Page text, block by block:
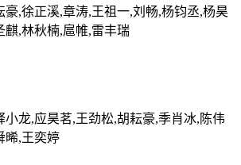
豪,徐正溪,章涛,王祖一,刘畅,杨钧丞,杨昊
麒,林秋楠,扈帷,雷丰瑞
小龙,应昊茗,王劲松,胡耘豪,季肖冰,陈伟
晞,王奕婷